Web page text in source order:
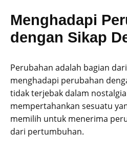
Menghadapi
dengan Sikap
Perubahan adalah bagian
menghadapi perubahan
tidak terjebak dalam
mempertahankan sesuatu
memilih untuk menerima
dari pertumbuhan.